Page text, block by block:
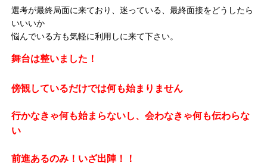
選考が最終局面に来ており、迷っている、最終面接をどうしたら
いいいか
悩んでいる方も気軽に利用しに来て下さい。
舞台は整いました！
傍観しているだけでは何も始まりません
行かなきゃ何も始まらないし、会わなきゃ何も伝わらな
い
前進あるのみ！いざ出陣！！